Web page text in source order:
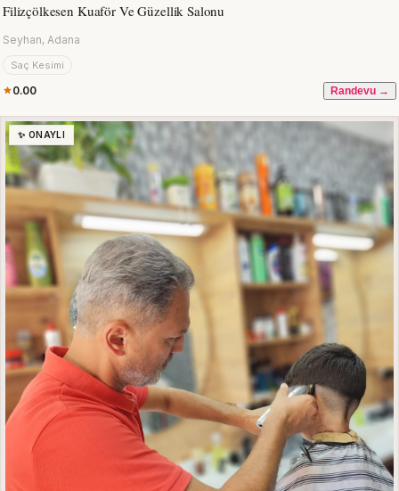
Filizçölkesen Kuaför Ve Güzellik Salonu
Seyhan, Adana
Saç Kesimi
0.00 Randevu →
✨ ONAYLI